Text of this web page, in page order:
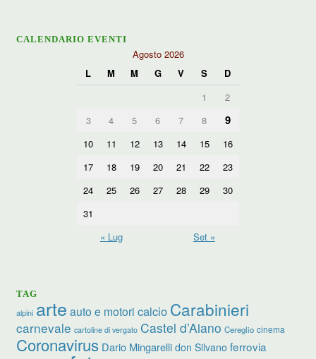
CALENDARIO EVENTI
Agosto 2026
L
M M G V S
D
1
2
3
4 5 6 7 8 9
10 11 12 13 14 15
16
17
18 19 20 21 22
23
24
25 26 27 28 29
30
31
« Lug
Set »
TAG
alpini arte auto e motori calcio Carabinieri
carnevale cartoline di vergato Castel d’Aiano Cereglio cinema
Coronavirus Dario Mingarelli don Silvano ferrovia